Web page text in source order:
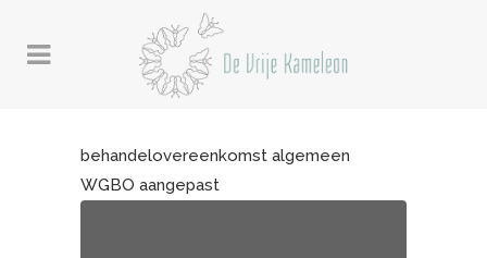
behandelovereenkomst algemeen
WGBO aangepast